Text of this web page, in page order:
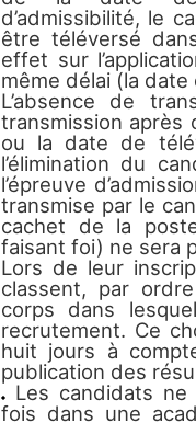
d’admissibilité, le
être téléversé
effet sur
même délai (la
L’absence de
transmission
ou la date de
l’élimination du
l’épreuve
transmise par le
cachet de la
faisant foi) ne sera
Lors de leur
classent, par
corps dans
recrutement. Ce
huit jours à
publication des
Les candidats ne
fois dans une